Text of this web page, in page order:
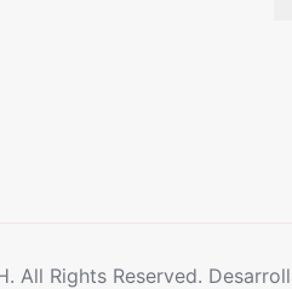
All Rights Reserved.